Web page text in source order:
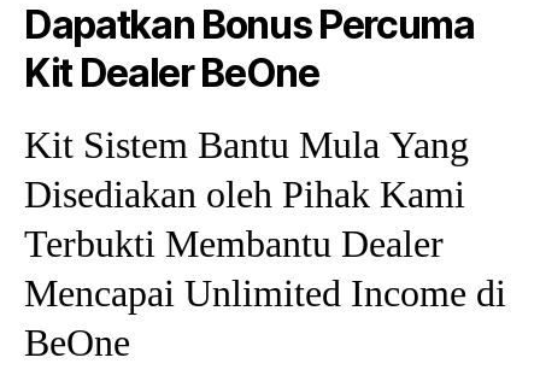
Dapatkan Bonus Percuma
Kit Dealer BeOne
Kit Sistem Bantu Mula Yang
Disediakan oleh Pihak Kami
Terbukti Membantu Dealer
Mencapai Unlimited Income di
BeOne